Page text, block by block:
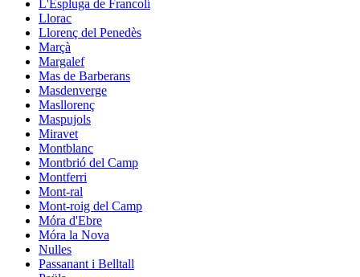
L'Espluga de Francolí
Llorac
Llorenç del Penedès
Marçà
Margalef
Mas de Barberans
Masdenverge
Masllorenç
Maspujols
Miravet
Montblanc
Montbrió del Camp
Montferri
Mont-ral
Mont-roig del Camp
Móra d'Ebre
Móra la Nova
Nulles
Passanant i Belltall